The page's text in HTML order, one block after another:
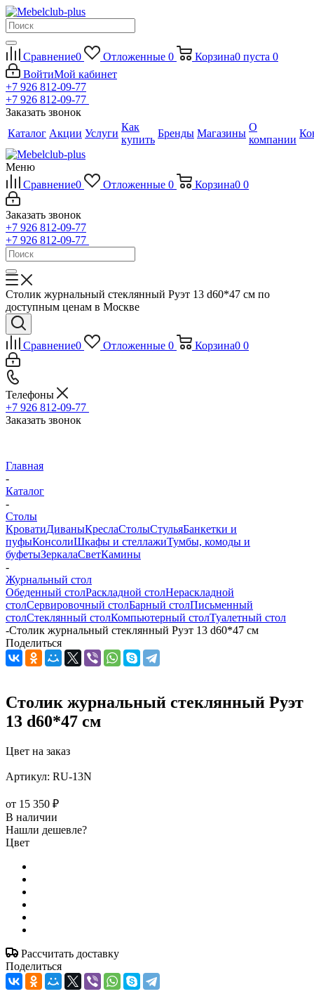
Сравнение0 Отложенные 0 Корзина0 пуста 0
ВойтиМой кабинет
+7 926 812-09-77
+7 926 812-09-77
Заказать звонок
Каталог Акции Услуги
Как
купить
Бренды Магазины
О
компании
Меню
Сравнение0 Отложенные 0 Корзина0 0
Заказать звонок
+7 926 812-09-77
+7 926 812-09-77
Столик журнальный стеклянный Руэт 13 d60*47 см по
доступным ценам в Москве
Сравнение0 Отложенные 0 Корзина0 0
Телефоны
+7 926 812-09-77
Заказать звонок
Главная
-
Каталог
-
Столы
КроватиДиваныКреслаСтолыСтульяБанкетки и
пуфыКонсолиШкафы и стеллажиТумбы, комоды и
буфетыЗеркалаСветКамины
-
Журнальный стол
Обеденный столРаскладной столНераскладной
столСервировочный столБарный столПисьменный
столСтеклянный столКомпьютерный столТуалетный стол
-Столик журнальный стеклянный Руэт 13 d60*47 см
Поделиться
Столик журнальный стеклянный Руэт
13 d60*47 см
Цвет на заказ
Артикул: RU-13N
от 15 350 ₽
В наличии
Нашли дешевле?
Цвет
Рассчитать доставку
Поделиться